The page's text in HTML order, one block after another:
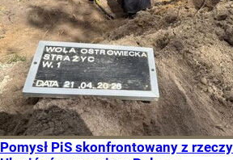
Pomysł PiS skonfrontowany z